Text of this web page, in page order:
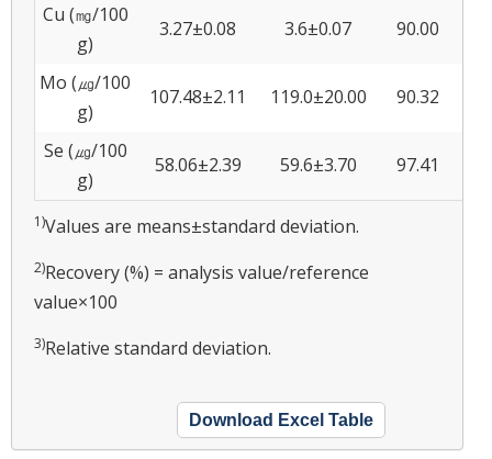
Cu (㎎/100
g)
3.27±0.08 3.6±0.07 90.00
Mo (㎍/100
g)
107.48±2.11 119.0±20.00 90.32
Se (㎍/100
g)
58.06±2.39 59.6±3.70 97.41
1)Values are means±standard deviation.
2)Recovery (%) = analysis value/reference
value×100
3)Relative standard deviation.
Download Excel Table